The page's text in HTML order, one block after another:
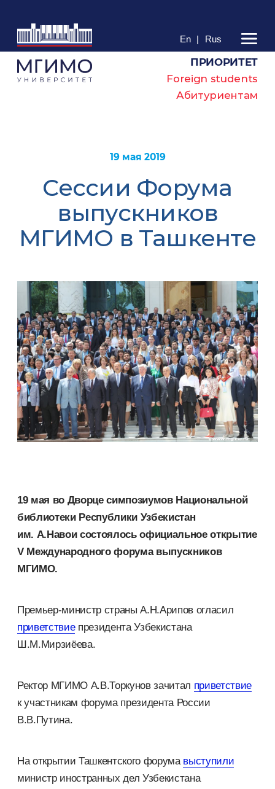
En | Rus
ПРИОРИТЕТ
Foreign students
Абитуриентам
19 мая 2019
Сессии Форума
выпускников
МГИМО в Ташкенте
19 мая во Дворце симпозиумов Национальной
библиотеки Республики Узбекистан
им. А.Навои состоялось официальное открытие
V Международного форума выпускников
МГИМО.
Премьер-министр страны А.Н.Арипов огласил
приветствиепрезидента Узбекистана
Ш.М.Мирзиёева.
Ректор МГИМО А.В.Торкунов зачитал приветствие
к участникам форума президента России
В.В.Путина.
На открытии Ташкентского форума выступили
министр иностранных дел Узбекистана